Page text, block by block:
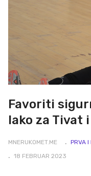
Favoriti
lako za Tivat
MNERUKOMET.ME
PRVA I
18 FEBRUAR 2023